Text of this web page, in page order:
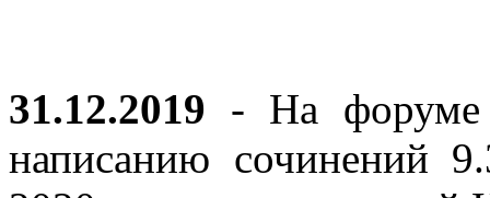
31.12.2019 - На форуме
написанию сочинений